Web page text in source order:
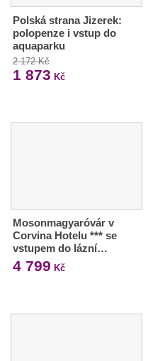
Polská strana Jizerek:
polopenze i vstup do
aquaparku
2 172 Kč
1 873 Kč
Mosonmagyaróvár v
Corvina Hotelu *** se
vstupem do lázní…
4 799 Kč